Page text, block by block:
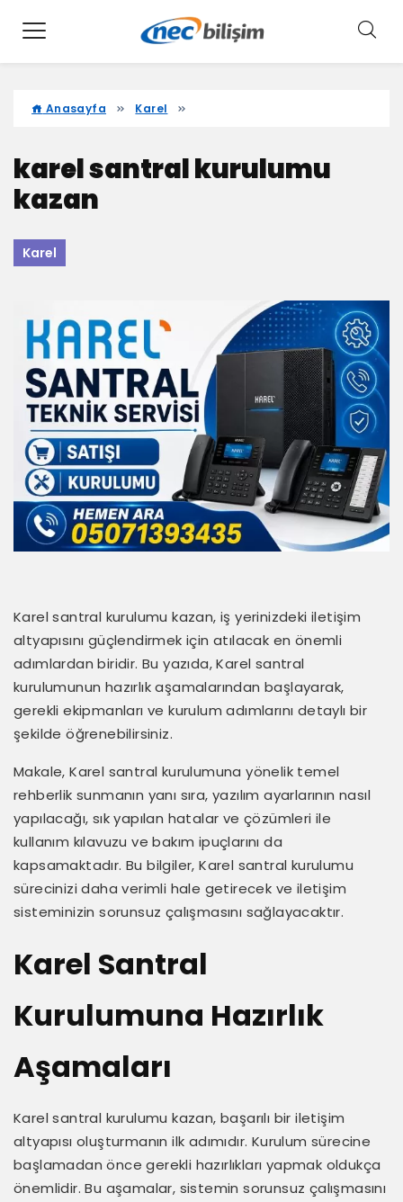
Anasayfa Karel
karel santral kurulumu
kazan
Karel
Karel santral kurulumu kazan, iş yerinizdeki iletişim
altyapısını güçlendirmek için atılacak en önemli
adımlardan biridir. Bu yazıda, Karel santral
kurulumunun hazırlık aşamalarından başlayarak,
gerekli ekipmanları ve kurulum adımlarını detaylı bir
şekilde öğrenebilirsiniz.
Makale, Karel santral kurulumuna yönelik temel
rehberlik sunmanın yanı sıra, yazılım ayarlarının nasıl
yapılacağı, sık yapılan hatalar ve çözümleri ile
kullanım kılavuzu ve bakım ipuçlarını da
kapsamaktadır. Bu bilgiler, Karel santral kurulumu
sürecinizi daha verimli hale getirecek ve iletişim
sisteminizin sorunsuz çalışmasını sağlayacaktır.
Karel Santral
Kurulumuna Hazırlık
Aşamaları
Karel santral kurulumu kazan, başarılı bir iletişim
altyapısı oluşturmanın ilk adımıdır. Kurulum sürecine
başlamadan önce gerekli hazırlıkları yapmak oldukça
önemlidir. Bu aşamalar, sistemin sorunsuz çalışmasını